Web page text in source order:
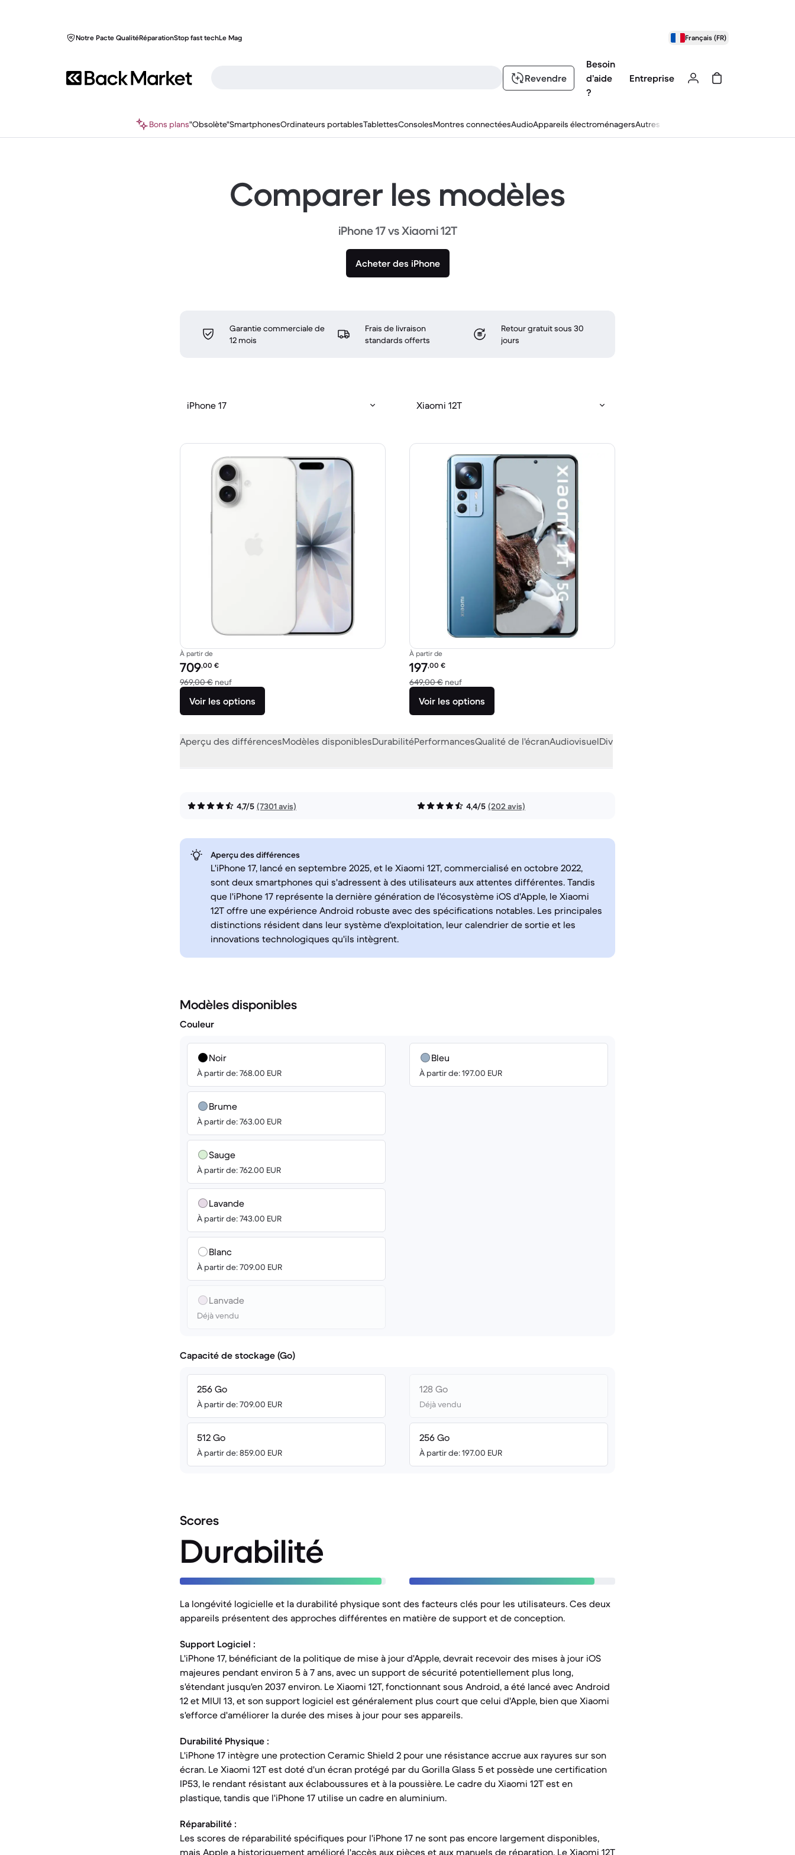
Notre Pacte QualitéRéparationStop fast techLe Mag Français (FR)
Revendre
Besoin
d’aide
?
Entreprise
Bons plans"Obsolète"SmartphonesOrdinateurs portablesTablettesConsolesMontres connectéesAudioAppareils électroménagersAutres
Comparer les modèles
iPhone 17 vs Xiaomi 12T
Acheter des iPhone
Garantie commerciale de
12 mois
Frais de livraison
standards offerts
Retour gratuit sous 30
jours
iPhone 17 Xiaomi 12T
À partir de
Prix reconditionné :
709,00 €
969,00 € neufcontre 969,00 € neuf
Voir les options
À partir de
Prix reconditionné :
197,00 €
649,00 € neufcontre 649,00 € neuf
Voir les options
Aperçu des différencesModèles disponiblesDurabilitéPerformancesQualité de l'écranAudiovisuelDivers
4,7/5 (7301 avis) 4,4/5 (202 avis)
Aperçu des différences
L'iPhone 17, lancé en septembre 2025, et le Xiaomi 12T, commercialisé en octobre 2022,
sont deux smartphones qui s'adressent à des utilisateurs aux attentes différentes. Tandis
que l'iPhone 17 représente la dernière génération de l'écosystème iOS d'Apple, le Xiaomi
12T offre une expérience Android robuste avec des spécifications notables. Les principales
distinctions résident dans leur système d'exploitation, leur calendrier de sortie et les
innovations technologiques qu'ils intègrent.
Modèles disponibles
Couleur
Noir
À partir de: 768.00 EUR
Brume
À partir de: 763.00 EUR
Sauge
À partir de: 762.00 EUR
Lavande
À partir de: 743.00 EUR
Blanc
À partir de: 709.00 EUR
Lanvade
Déjà vendu
Bleu
À partir de: 197.00 EUR
Capacité de stockage (Go)
256 Go
À partir de: 709.00 EUR
512 Go
À partir de: 859.00 EUR
128 Go
Déjà vendu
256 Go
À partir de: 197.00 EUR
Scores
Durabilité
La longévité logicielle et la durabilité physique sont des facteurs clés pour les utilisateurs. Ces deux
appareils présentent des approches différentes en matière de support et de conception.
Support Logiciel :
L'iPhone 17, bénéficiant de la politique de mise à jour d'Apple, devrait recevoir des mises à jour iOS
majeures pendant environ 5 à 7 ans, avec un support de sécurité potentiellement plus long,
s'étendant jusqu'en 2037 environ. Le Xiaomi 12T, fonctionnant sous Android, a été lancé avec Android
12 et MIUI 13, et son support logiciel est généralement plus court que celui d'Apple, bien que Xiaomi
s'efforce d'améliorer la durée des mises à jour pour ses appareils.
Durabilité Physique :
L'iPhone 17 intègre une protection Ceramic Shield 2 pour une résistance accrue aux rayures sur son
écran. Le Xiaomi 12T est doté d'un écran protégé par du Gorilla Glass 5 et possède une certification
IP53, le rendant résistant aux éclaboussures et à la poussière. Le cadre du Xiaomi 12T est en
plastique, tandis que l'iPhone 17 utilise un cadre en aluminium.
Réparabilité :
Les scores de réparabilité spécifiques pour l'iPhone 17 ne sont pas encore largement disponibles,
mais Apple a historiquement amélioré l'accès aux pièces et aux manuels de réparation. Le Xiaomi 12T